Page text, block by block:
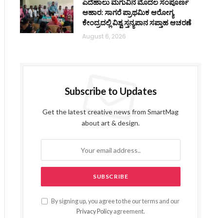
ಎದೆಹಾಲು ಮಗುವಿನ ಮೊದಲ ಸಂಪೂರ್ಣ
ಆಹಾರ: ಸಾಗರೆ ಪ್ರಾಥಮಿಕ ಆರೋಗ್ಯ
ಕೇಂದ್ರದಲ್ಲಿ ವಿಶ್ವ ಸ್ತನ್ಯಪಾನ ಸಪ್ತಾಹ ಆಚರಣೆ
August 6, 2026
Subscribe to Updates
Get the latest creative news from SmartMag
about art & design.
By signing up, you agree to the our terms and our
Privacy Policyagreement.